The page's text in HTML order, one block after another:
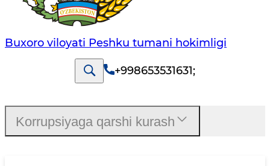
Buxoro viloyati Peshku tumani hokimligi
+998653531631;
Korrupsiyaga qarshi kurash